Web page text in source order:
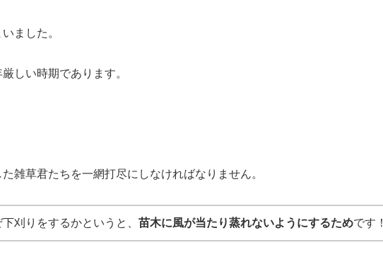
ました。
しい時期であります。
雑草君たちを一網打尽にしなければなりません。
刈りをするかというと、 苗木に風が当たり蒸れないようにするためです！